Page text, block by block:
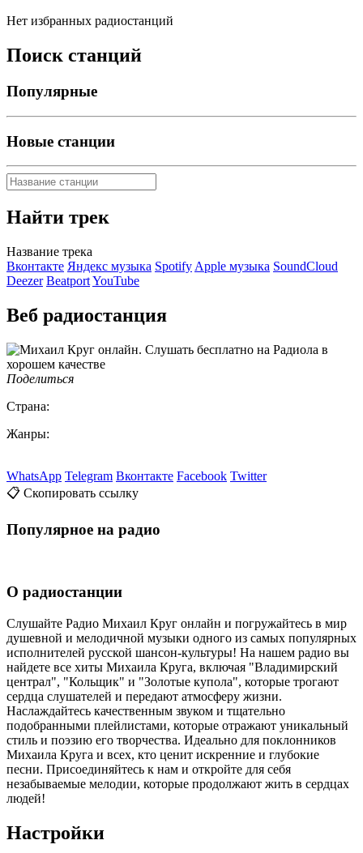
Нет избранных радиостанций
Поиск станций
Популярные
Новые станции
Найти трек
Название трека
Вконтакте Яндекс музыка Spotify Apple музыка SoundCloud
Deezer BeatportYouTube
Веб радиостанция
Поделиться
Страна:
Жанры:
WhatsApp Telegram Вконтакте Facebook Twitter
📋 Скопировать ссылку
Популярное на радио
О радиостанции
Слушайте Радио Михаил Круг онлайн и погружайтесь в мир
душевной и мелодичной музыки одного из самых популярных
исполнителей русской шансон-культуры! На нашем радио вы
найдете все хиты Михаила Круга, включая "Владимирский
централ", "Кольщик" и "Золотые купола", которые трогают
сердца слушателей и передают атмосферу жизни.
Наслаждайтесь качественным звуком и тщательно
подобранными плейлистами, которые отражают уникальный
стиль и поэзию его творчества. Идеально для поклонников
Михаила Круга и всех, кто ценит искренние и глубокие
песни. Присоединяйтесь к нам и откройте для себя
незабываемые мелодии, которые продолжают жить в сердцах
людей!
Настройки